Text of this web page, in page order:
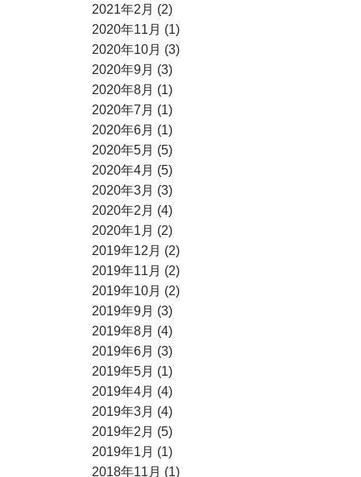
2021年2月 (2)
2020年11月 (1)
2020年10月 (3)
2020年9月 (3)
2020年8月 (1)
2020年7月 (1)
2020年6月 (1)
2020年5月 (5)
2020年4月 (5)
2020年3月 (3)
2020年2月 (4)
2020年1月 (2)
2019年12月 (2)
2019年11月 (2)
2019年10月 (2)
2019年9月 (3)
2019年8月 (4)
2019年6月 (3)
2019年5月 (1)
2019年4月 (4)
2019年3月 (4)
2019年2月 (5)
2019年1月 (1)
2018年11月 (1)